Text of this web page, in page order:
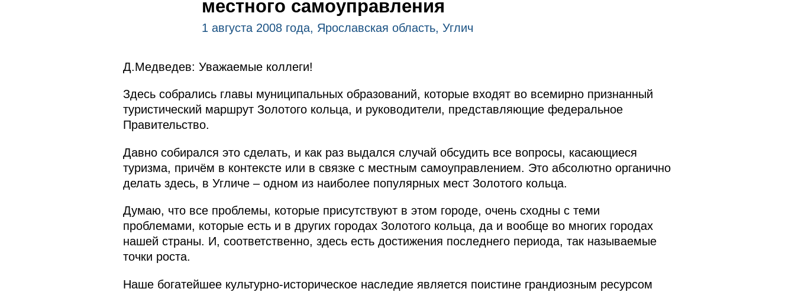
местного самоуправления
1 августа 2008 года, Ярославская область, Углич
Д.Медведев: Уважаемые коллеги!
Здесь собрались главы муниципальных образований, которые входят во всемирно признанный
туристический маршрут Золотого кольца, и руководители, представляющие федеральное
Правительство.
Давно собирался это сделать, и как раз выдался случай обсудить все вопросы, касающиеся
туризма, причём в контексте или в связке с местным самоуправлением. Это абсолютно органично
делать здесь, в Угличе – одном из наиболее популярных мест Золотого кольца.
Думаю, что все проблемы, которые присутствуют в этом городе, очень сходны с теми
проблемами, которые есть и в других городах Золотого кольца, да и вообще во многих городах
нашей страны. И, соответственно, здесь есть достижения последнего периода, так называемые
точки роста.
Наше богатейшее культурно-историческое наследие является поистине грандиозным ресурсом